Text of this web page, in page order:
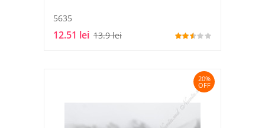
5635
12.51 lei 13.9 lei
20%
OFF